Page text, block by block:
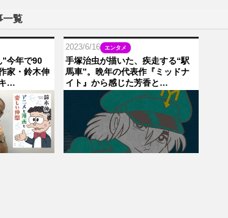
一覧
”今年で90
家・鈴木伸
…
2023/6/16 エンタメ
手塚治虫が描いた、疾走する“駅
馬車”。晩年の代表作『ミッドナ
イト』から感じた芳香と…